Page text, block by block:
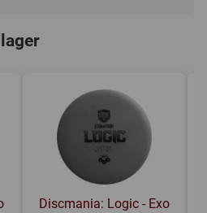
Discmania: Logic - Exo